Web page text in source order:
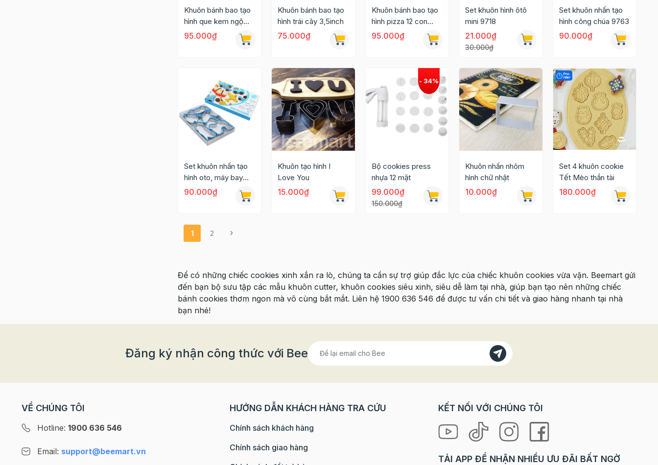
Khuôn bánh bao tạo
hình que kem ngộ
nghĩnh 3,5inch
95.000₫
Khuôn bánh bao tạo
hình trái cây 3,5inch
75.000₫
Khuôn bánh bao tạo
hình pizza 12 con
giáp
95.000₫
Set khuôn hình ôtô
mini 9718
21.000₫
30.000₫
Set khuôn nhấn tạo
hình công chúa 9763
90.000₫
Set khuôn nhấn tạo
hình oto, máy bay
9762
90.000₫
Khuôn tạo hình I
Love You
15.000₫
Bộ cookies press
nhựa 12 mặt
99.000₫
150.000₫
Khuôn nhấn nhôm
hình chữ nhật
10.000₫
Set 4 khuôn cookie
Tết Mèo thần tài
180.000₫
1 2
Để có những chiếc cookies xinh xắn ra lò, chúng ta cần sự trợ giúp đắc lực của chiếc khuôn cookies vừa vặn. Beemart gửi
đến bạn bộ sưu tập các mẫu khuôn cutter, khuôn cookies siêu xinh, siêu dễ làm tại nhà, giúp bạn tạo nên những chiếc
bánh cookies thơm ngon mà vô cùng bắt mắt. Liên hệ 1900 636 546 để được tư vấn chi tiết và giao hàng nhanh tại nhà
bạn nhé!
Đăng ký nhận công thức với Bee
VỀ CHÚNG TÔI
Hotline: 1900 636 546
Email: support@beemart.vn
HƯỚNG DẪN KHÁCH HÀNG TRA CỨU
Chính sách khách hàng
Chính sách giao hàng
KẾT NỐI VỚI CHÚNG TÔI
TẢI APP ĐỂ NHẬN NHIỀU ƯU ĐÃI BẤT NGỜ